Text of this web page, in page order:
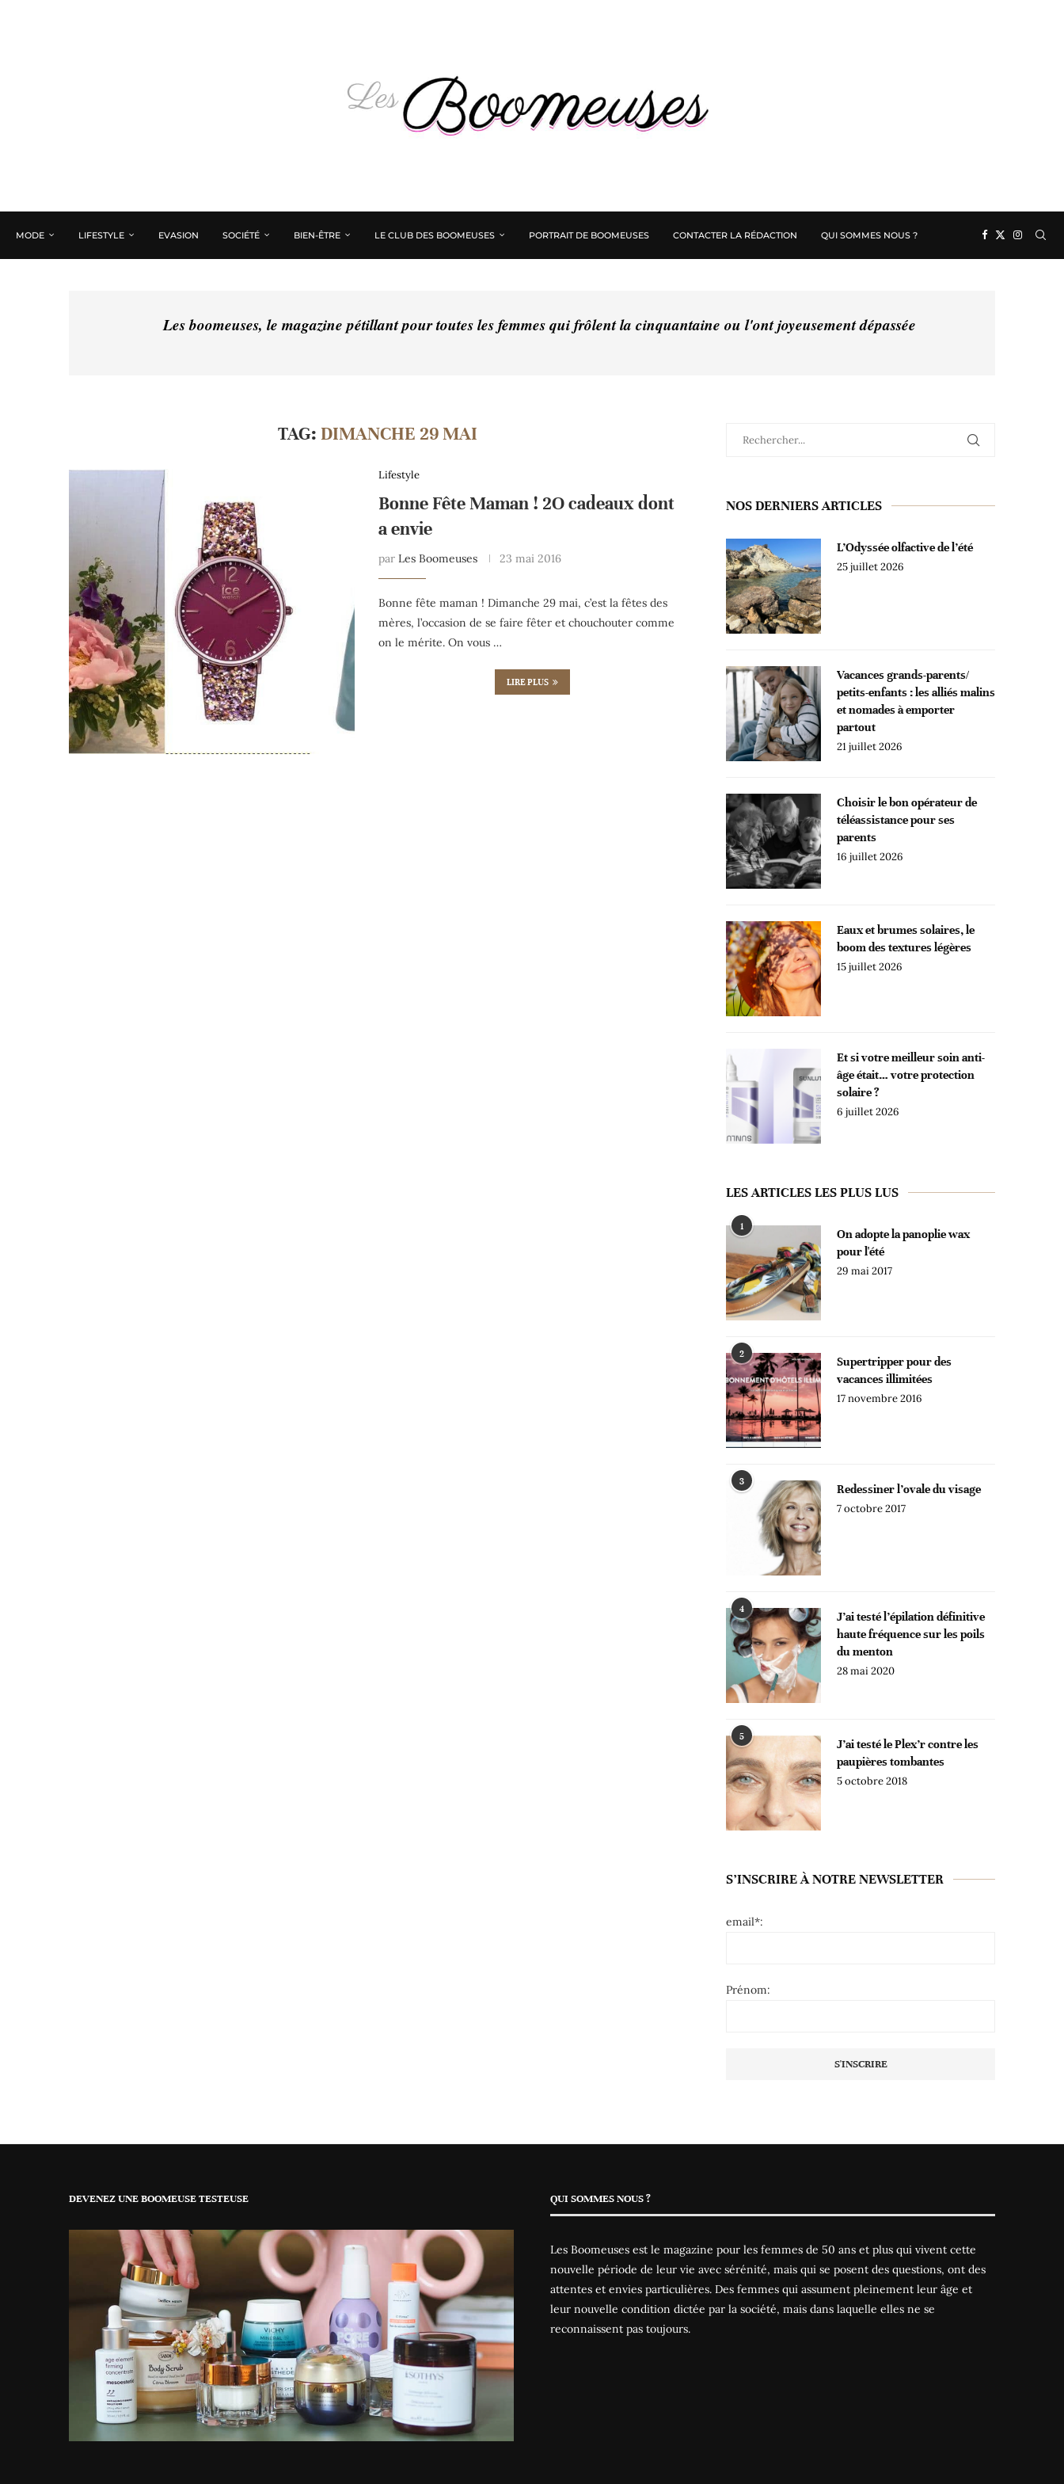
MODE LIFESTYLE EVASION SOCIÉTÉ BIEN-ÊTRE LE CLUB DES BOOMEUSES PORTRAIT DE BOOMEUSES CONTACTER LA RÉDACTION QUI SOMMES NOUS ?
Les boomeuses, le magazine pétillant pour toutes les femmes qui frôlent la cinquantaine ou l'ont joyeusement dépassée
TAG: DIMANCHE 29 MAI
Lifestyle
Bonne Fête Maman ! 2O cadeaux dont
a envie
par Les Boomeuses 23 mai 2016
Bonne fête maman ! Dimanche 29 mai, c’est la fêtes des
mères, l’occasion de se faire fêter et chouchouter comme
on le mérite. On vous …
LIRE PLUS
NOS DERNIERS ARTICLES
L’Odyssée olfactive de l’été
25 juillet 2026
Vacances grands-parents/
petits-enfants : les alliés malins
et nomades à emporter
partout
21 juillet 2026
Choisir le bon opérateur de
téléassistance pour ses
parents
16 juillet 2026
Eaux et brumes solaires, le
boom des textures légères
15 juillet 2026
Et si votre meilleur soin anti-
âge était… votre protection
solaire ?
6 juillet 2026
LES ARTICLES LES PLUS LUS
1
On adopte la panoplie wax
pour l'été
29 mai 2017
2
Supertripper pour des
vacances illimitées
17 novembre 2016
3
Redessiner l’ovale du visage
7 octobre 2017
4
J’ai testé l’épilation définitive
haute fréquence sur les poils
du menton
28 mai 2020
5
J’ai testé le Plex’r contre les
paupières tombantes
5 octobre 2018
S’INSCRIRE À NOTRE NEWSLETTER
email*:
Prénom:
DEVENEZ UNE BOOMEUSE TESTEUSE QUI SOMMES NOUS ?
Les Boomeuses est le magazine pour les femmes de 50 ans et plus qui vivent cette
nouvelle période de leur vie avec sérénité, mais qui se posent des questions, ont des
attentes et envies particulières. Des femmes qui assument pleinement leur âge et
leur nouvelle condition dictée par la société, mais dans laquelle elles ne se
reconnaissent pas toujours.